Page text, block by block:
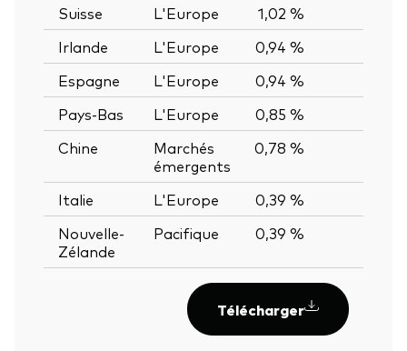
Suisse L'Europe 1,02 %
Irlande
L'Europe 0,94 %
Espagne
L'Europe 0,94 %
Pays-Bas
L'Europe 0,85 %
Chine
Marchés
émergents
0,78 %
Italie L'Europe 0,39 %
Nouvelle-
Zélande
Pacifique 0,39 %
Télécharger